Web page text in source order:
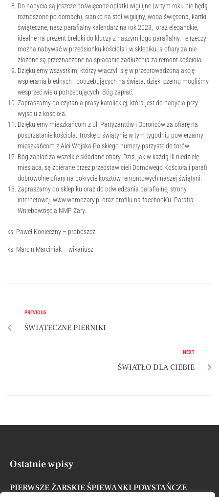
Do nabycia są jeszcze poświęcone opłatki wigilijne (w tym roku nie będą
roznoszone po domach), sianko na stół wigilijny, woda święcona, kartki
świąteczne, nasz parafialny kalendarz na rok 2023, oraz eleganckie,
idealne na prezent breloki do kluczy z naszym logo parafialny. Te rzeczy
można nabywać w przedsionku kościoła i w sklepiku, a ofiary za nie
złożone są przeznaczone na spłacanie zadłużenia za remont kościoła.
Dziękujemy wszystkim, którzy włączyli się w przeprowadzoną akcję
wspierania biednych i potrzebujących na święta, dzięki czemu mogliśmy
wesprzeć wielu potrzebujących. Bóg zapłać.
Zapraszamy do czytania prasy katolickiej, która jest do nabycia przy
wyjściu z kościoła.
Dziękujemy mieszkańcom z ul. Partyzantów i Obrońców za ofiarę na
posprzątanie kościoła. Troskę o świątynię w tym tygodniu powierzamy
mieszkańcom z Alei Wojska Polskiego numery parzyste do torów.
Bóg zapłać za wszelkie składane ofiary. Dziś, jak w każdą III niedzielę
miesiąca, są zbierane przez przedstawicieli Domowego Kościoła i parafii
dobrowolne ofiary na pokrycie kosztów remontowych naszej świątyni.
Zapraszamy do sklepiku oraz do odwiedzania parafialnej strony
internetowej: www.wnmpzary.pl oraz profilu na facebook’u: Parafia
Wniebowzięcia NMP Żary.
ks. Paweł Konieczny – proboszcz
ks. Marcin Marciniak – wikariusz
PREVIOUS
ŚWIĄTECZNE PIERNIKI
NEXT
ŚWIATŁO DLA CIEBIE
Ostatnie wpisy
PIERWSZE ŻARSKIE ŚPIEWANKI POWSTAŃCZE